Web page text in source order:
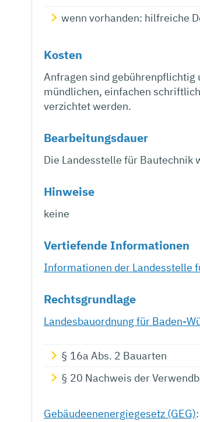
wenn vorhanden: hilfreiche
Kosten
Anfragen sind gebührenpflichtig
mündlichen, einfachen
verzichtet werden.
Bearbeitungsdauer
Die Landesstelle für Bautechnik
Hinweise
keine
Vertiefende Informationen
Informationen der Landesstelle
Rechtsgrundlage
Landesbauordnung für Baden-
§ 16a Abs. 2 Bauarten
§ 20 Nachweis der
Gebäudeenenergiegesetz (GEG):